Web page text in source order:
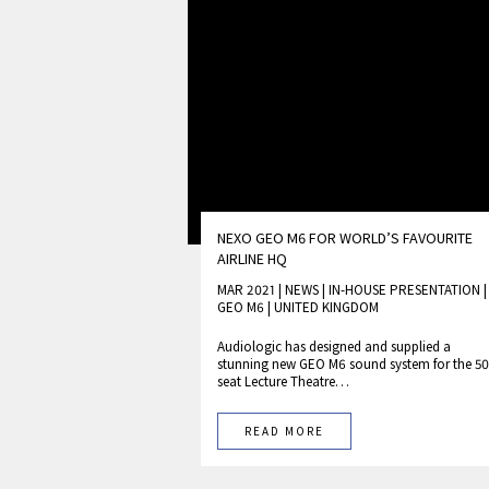
NEXO GEO M6 FOR WORLD’S FAVOURITE
AIRLINE HQ
MAR 2021 | NEWS| IN-HOUSE PRESENTATION |
GEO M6 | UNITED KINGDOM
Audiologic has designed and supplied a
stunning new GEO M6 sound system for the
seat Lecture Theatre…
READ MORE